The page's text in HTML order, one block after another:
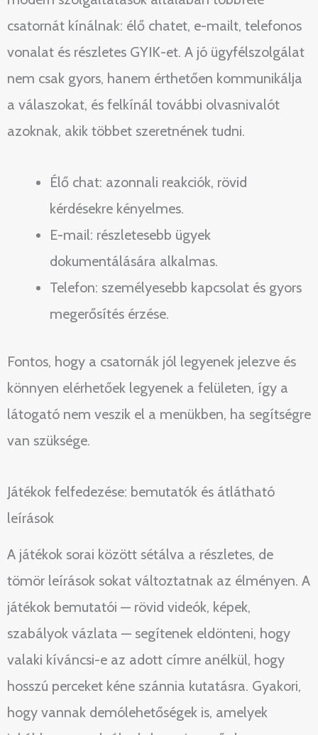
csatornát kínálnak: élő chatet, e-mailt, telefonos
vonalat és részletes GYIK-et. A jó ügyfélszolgálat
nem csak gyors, hanem érthetően kommunikálja
a válaszokat, és felkínál további olvasnivalót
azoknak, akik többet szeretnének tudni.
Élő chat: azonnali reakciók, rövid
kérdésekre kényelmes.
E-mail: részletesebb ügyek
dokumentálására alkalmas.
Telefon: személyesebb kapcsolat és gyors
megerősítés érzése.
Fontos, hogy a csatornák jól legyenek jelezve és
könnyen elérhetőek legyenek a felületen, így a
látogató nem veszik el a menükben, ha segítségre
van szüksége.
Játékok felfedezése: bemutatók és átlátható
leírások
A játékok sorai között sétálva a részletes, de
tömör leírások sokat változtatnak az élményen. A
játékok bemutatói — rövid videók, képek,
szabályok vázlata — segítenek eldönteni, hogy
valaki kíváncsi-e az adott címre anélkül, hogy
hosszú perceket kéne szánnia kutatásra. Gyakori,
hogy vannak demólehetőségek is, amelyek